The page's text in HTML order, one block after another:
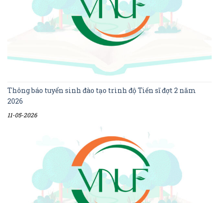
Thông báo tuyển sinh đào tạo trình độ Tiến sĩ đợt 2 năm
2026
11-05-2026